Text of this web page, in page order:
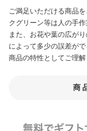
ご満足いただける商品
クグリーン等は人の手
また、お花や葉の広が
によって多少の誤差がで
商品の特性としてご理
商